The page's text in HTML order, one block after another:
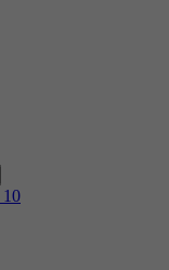
10